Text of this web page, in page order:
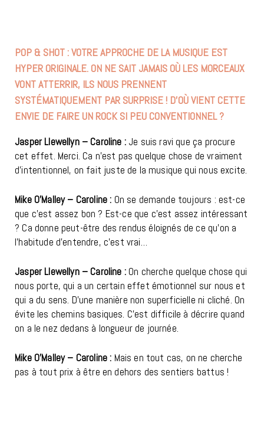
POP & SHOT : VOTRE APPROCHE DE LA MUSIQUE EST
HYPER ORIGINALE. ON NE SAIT JAMAIS OÙ LES MORCEAUX
VONT ATTERRIR, ILS NOUS PRENNENT
SYSTÉMATIQUEMENT PAR SURPRISE ! D’OÙ VIENT CETTE
ENVIE DE FAIRE UN ROCK SI PEU CONVENTIONNEL ?
Jasper Llewellyn – Caroline : Je suis ravi que ça procure
cet effet. Merci. Ca n’est pas quelque chose de vraiment
d’intentionnel, on fait juste de la musique qui nous excite.
Mike O’Malley – Caroline : On se demande toujours : est-ce
que c’est assez bon ? Est-ce que c’est assez intéressant
? Ca donne peut-être des rendus éloignés de ce qu’on a
l’habitude d’entendre, c’est vrai…
Jasper Llewellyn – Caroline :On cherche quelque chose qui
nous porte, qui a un certain effet émotionnel sur nous et
qui a du sens. D’une manière non superficielle ni cliché. On
évite les chemins basiques. C’est difficile à décrire quand
on a le nez dedans à longueur de journée.
Mike O’Malley – Caroline : Mais en tout cas, on ne cherche
pas à tout prix à être en dehors des sentiers battus !